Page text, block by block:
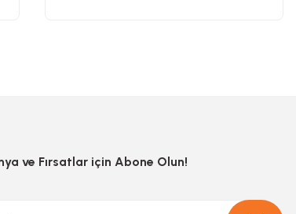
ve Fırsatlar için Abone Olun!